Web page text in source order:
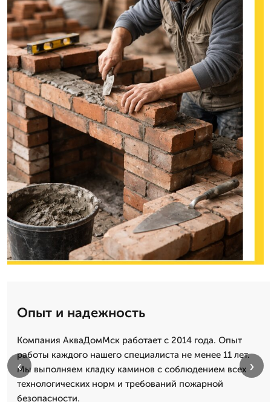
Опыт и надежность
Компания АкваДомМск работает с 2014 года. Опыт
работы каждого нашего специалиста не менее 11 лет.
Мы выполняем кладку каминов с соблюдением всех
технологических норм и требований пожарной
безопасности.
‹ ›